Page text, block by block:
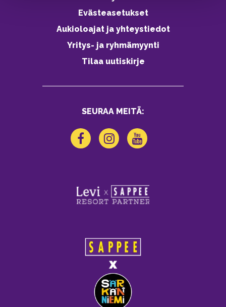
Evästeasetukset
Aukioloajat ja yhteystiedot
Yritys- ja ryhmämyynti
Tilaa uutiskirje
SEURAA MEITÄ: